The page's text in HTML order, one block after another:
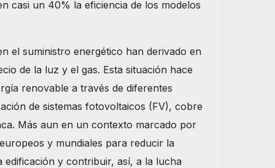
casi un 40% la eficiencia de los modelos
el suministro energético han derivado en
de la luz y el gas. Esta situación hace
renovable a través de diferentes
de sistemas fotovoltaicos (FV), cobre
Más aun en un contexto marcado por
y mundiales para reducir la
edificación y contribuir, así, a la lucha